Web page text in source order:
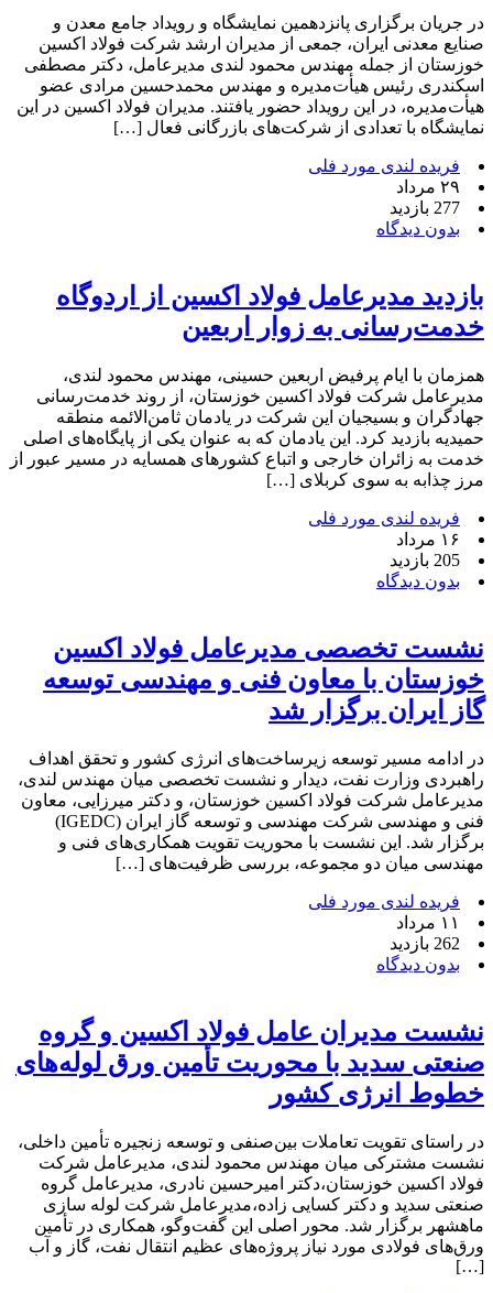
در جریان برگزاری پانزدهمین نمایشگاه و رویداد جامع معدن و
صنایع معدنی ایران، جمعی از مدیران ارشد شرکت فولاد اکسین
خوزستان از جمله مهندس محمود لندی مدیرعامل، دکتر مصطفی
اسکندری رئیس هیأت‌مدیره و مهندس محمدحسین مرادی عضو
هیأت‌مدیره، در این رویداد حضور یافتند. مدیران فولاد اکسین در این
نمایشگاه با تعدادی از شرکت‌های بازرگانی فعال […]
فریده لندی مورد فلی
۲۹ مرداد
277 بازدید
بدون دیدگاه
بازدید مدیرعامل فولاد اکسین از اردوگاه
خدمت‌رسانی به زوار اربعین
همزمان با ایام پرفیض اربعین حسینی، مهندس محمود لندی،
مدیرعامل شرکت فولاد اکسین خوزستان، از روند خدمت‌رسانی
جهادگران و بسیجیان این شرکت در یادمان ثامن‌الائمه منطقه
حمیدیه بازدید کرد. این یادمان که به عنوان یکی از پایگاه‌های اصلی
خدمت به زائران خارجی و اتباع کشورهای همسایه در مسیر عبور از
مرز چذابه به سوی کربلای […]
فریده لندی مورد فلی
۱۶ مرداد
205 بازدید
بدون دیدگاه
نشست تخصصی مدیرعامل فولاد اکسین
خوزستان با معاون فنی و مهندسی توسعه
گاز ایران برگزار شد
در ادامه مسیر توسعه زیرساخت‌های انرژی کشور و تحقق اهداف
راهبردی وزارت نفت، دیدار و نشست تخصصی میان مهندس لندی،
مدیرعامل شرکت فولاد اکسین خوزستان، و دکتر میرزایی، معاون
فنی و مهندسی شرکت مهندسی و توسعه گاز ایران (IGEDC)
برگزار شد. این نشست با محوریت تقویت همکاری‌های فنی و
مهندسی میان دو مجموعه، بررسی ظرفیت‌های […]
فریده لندی مورد فلی
۱۱ مرداد
262 بازدید
بدون دیدگاه
نشست مدیران عامل فولاد اکسین و گروه
صنعتی سدید با محوریت تأمین ورق لوله‌های
خطوط انرژی کشور
در راستای تقویت تعاملات بین‌صنفی و توسعه زنجیره تأمین داخلی،
نشست مشترکی میان مهندس محمود لندی، مدیرعامل شرکت
فولاد اکسین خوزستان،دکتر امیرحسین نادری، مدیرعامل گروه
صنعتی سدید و دکتر کسایی زاده،مدیرعامل شرکت لوله سازی
ماهشهر برگزار شد. محور اصلی این گفت‌وگو، همکاری در تأمین
ورق‌های فولادی مورد نیاز پروژه‌های عظیم انتقال نفت، گاز و آب
[…]